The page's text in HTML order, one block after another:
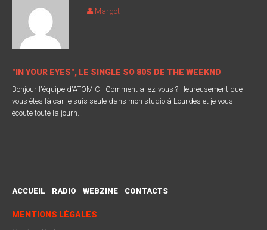
Margot
"IN YOUR EYES", LE SINGLE SO 80S DE THE WEEKND
Bonjour l'équipe d'ATOMIC ! Comment allez-vous ? Heureusement que
vous êtes là car je suis seule dans mon studio à Lourdes et je vous
écoute toute la journ...
ACCUEIL RADIO WEBZINE CONTACTS
MENTIONS LÉGALES